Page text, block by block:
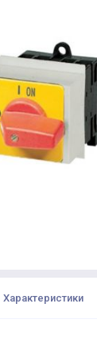
Характеристики